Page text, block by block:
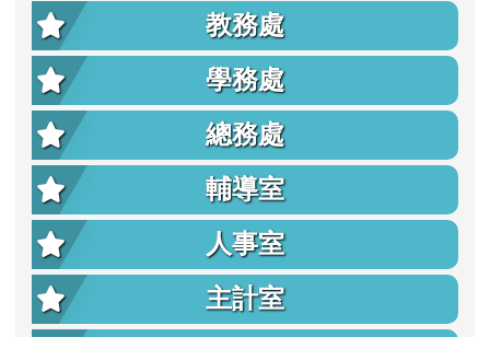
教務處
學務處
總務處
輔導室
人事室
主計室